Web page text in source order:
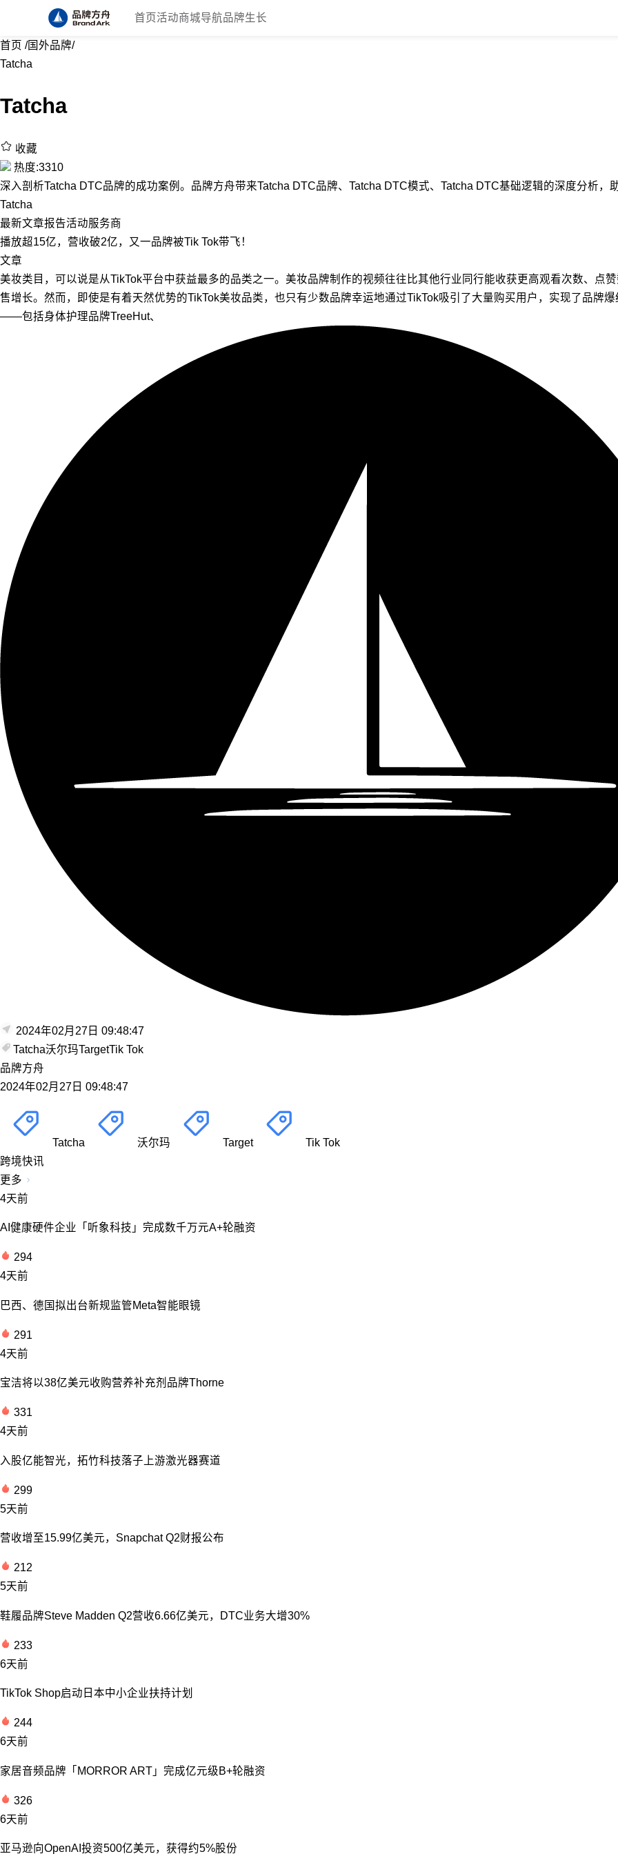
首页 活动商城导航品牌生长
首页 /国外品牌/
Tatcha
Tatcha
收藏
热度:3310
深入剖析Tatcha DTC品牌的成功案例。品牌方舟带来Tatcha DTC品牌、Tatcha DTC模式、Tatcha DTC基础逻辑的深度分析，
Tatcha
最新文章报告活动服务商
播放超15亿，营收破2亿，又一品牌被Tik Tok带飞！
文章
美妆类目，可以说是从TikTok平台中获益最多的品类之一。美妆品牌制作的视频往往比其他行业同行能收获更高观看次数、点
售增长。然而，即使是有着天然优势的TikTok美妆品类，也只有少数品牌幸运地通过TikTok吸引了大量购买用户，实现了品牌
——包括身体护理品牌TreeHut、
2024年02月27日 09:48:47
Tatcha沃尔玛TargetTik Tok
品牌方舟
2024年02月27日 09:48:47
Tatcha 沃尔玛 Target
Tik Tok
跨境快讯
更多
4天前
AI健康硬件企业「听象科技」完成数千万元A+轮融资
294
4天前
巴西、德国拟出台新规监管Meta智能眼镜
291
4天前
宝洁将以38亿美元收购营养补充剂品牌Thorne
331
4天前
入股亿能智光，拓竹科技落子上游激光器赛道
299
5天前
营收增至15.99亿美元，Snapchat Q2财报公布
212
5天前
鞋履品牌Steve Madden Q2营收6.66亿美元，DTC业务大增30%
233
6天前
TikTok Shop启动日本中小企业扶持计划
244
6天前
家居音频品牌「MORROR ART」完成亿元级B+轮融资
326
6天前
亚马逊向OpenAI投资500亿美元，获得约5%股份